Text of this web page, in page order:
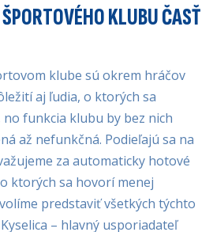
KLUBU ČASŤ
klube sú okrem hráčov
aj ľudia, o ktorých sa
funkcia klubu by bez nich
až nefunkčná. Podieľajú sa na
za automaticky hotové
ktorých sa hovorí menej
predstaviť všetkých týchto
– hlavný usporiadateľ